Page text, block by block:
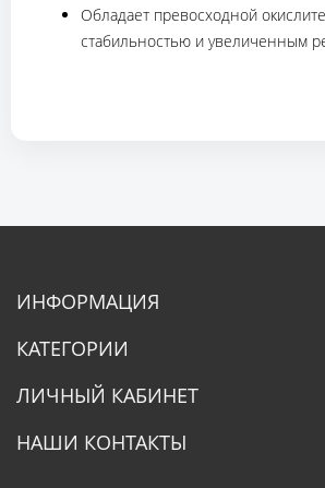
Обладает превосходной
стабильностью и увеличенным
ИНФОРМАЦИЯ
КАТЕГОРИИ
ЛИЧНЫЙ КАБИНЕТ
НАШИ КОНТАКТЫ